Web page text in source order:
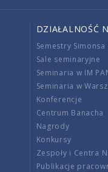
DZIAŁALNOŚĆ
Semestry Simonsa
Sale seminaryjne
Seminaria w IM
Seminaria w
Konferencje
Centrum Banacha
Nagrody
Konkursy
Zespoły i Centra
Publikacje